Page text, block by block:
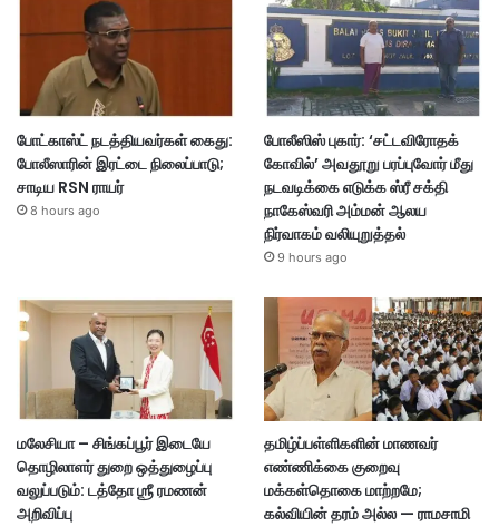
போட்காஸ்ட் நடத்தியவர்கள் கைது:
போலீஸாரின் இரட்டை நிலைப்பாடு;
சாடிய RSN ராயர்
8 hours ago
போலீஸிஸ் புகார்: ‘சட்டவிரோதக்
கோவில்’ அவதூறு பரப்புவோர் மீது
நடவடிக்கை எடுக்க ஸ்ரீ சக்தி
நாகேஸ்வரி அம்மன் ஆலய
நிர்வாகம் வலியுறுத்தல்
9 hours ago
மலேசியா – சிங்கப்பூர் இடையே
தொழிலாளர் துறை ஒத்துழைப்பு
வலுப்படும்: டத்தோ ஶ்ரீ ரமணன்
அறிவிப்பு
தமிழ்ப்பள்ளிகளின் மாணவர்
எண்ணிக்கை குறைவு
மக்கள்தொகை மாற்றமே;
கல்வியின் தரம் அல்ல — ராமசாமி